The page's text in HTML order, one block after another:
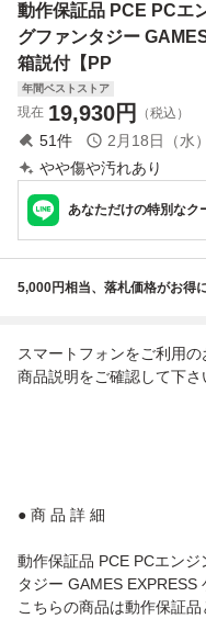
動作保証品 PCE PCエ
グファンタジー
箱説付【PP
年間ベストストア
現在 19,930円 （税込）
51件 2月18日（水
やや傷や汚れあり
あなただけの特別なク
5,000円相当、落札価格がお得
スマートフォンをご利用
商品説明をご確認して下さ
● 商 品 詳 細
動作保証品 PCE PCエン
タジー GAMES
こちらの商品は動作保証